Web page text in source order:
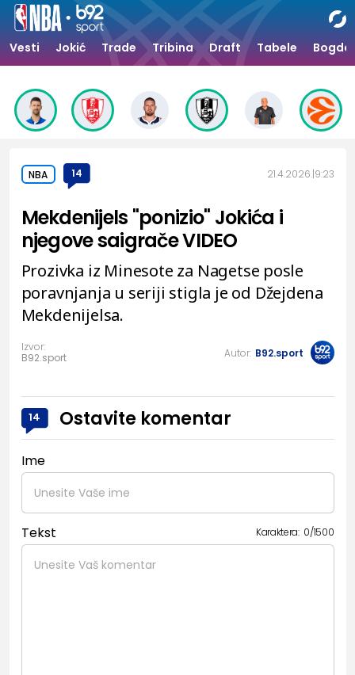
Vesti Jokić Trade Tribina Draft Tabele
NBA 14 21.4.2026. 9:23
Mekdenijels "ponizio" Jokića i
njegove saigrače VIDEO
Prozivka iz Minesote za Nagetse posle
poravnjanja u seriji stigla je od Džejdena
Mekdenijelsa.
Izvor:
B92.sport
Autor: B92.sport
14 Ostavite komentar
Ime
Tekst Karaktera: 0/1500